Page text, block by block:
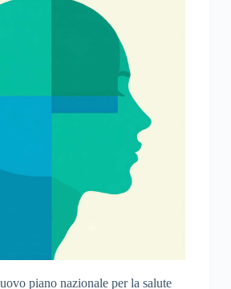
piano nazionale per la salute